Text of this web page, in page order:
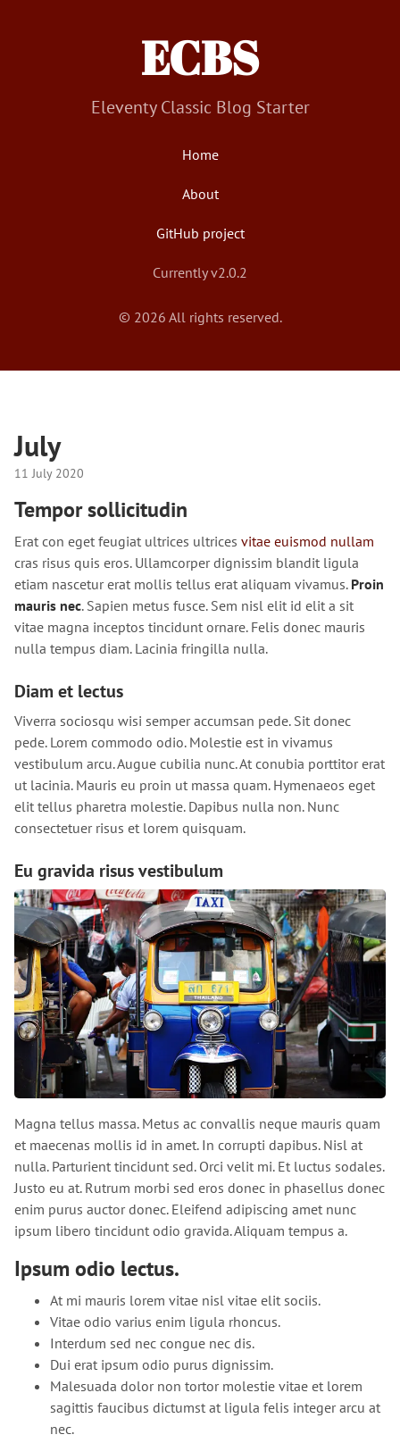
ECBS
Eleventy Classic Blog Starter
Home
About
GitHub project
Currently v2.0.2
© 2026 All rights reserved.
July
11 July 2020
Tempor sollicitudin
Erat con eget feugiat ultrices ultrices vitae euismod nullam
cras risus quis eros. Ullamcorper dignissim blandit ligula
etiam nascetur erat mollis tellus erat aliquam vivamus. Proin
mauris nec. Sapien metus fusce. Sem nisl elit id elit a sit
vitae magna inceptos tincidunt ornare. Felis donec mauris
nulla tempus diam. Lacinia fringilla nulla.
Diam et lectus
Viverra sociosqu wisi semper accumsan pede. Sit donec
pede. Lorem commodo odio. Molestie est in vivamus
vestibulum arcu. Augue cubilia nunc. At conubia porttitor erat
ut lacinia. Mauris eu proin ut massa quam. Hymenaeos eget
elit tellus pharetra molestie. Dapibus nulla non. Nunc
consectetuer risus et lorem quisquam.
Eu gravida risus vestibulum
Magna tellus massa. Metus ac convallis neque mauris quam
et maecenas mollis id in amet. In corrupti dapibus. Nisl at
nulla. Parturient tincidunt sed. Orci velit mi. Et luctus sodales.
Justo eu at. Rutrum morbi sed eros donec in phasellus donec
enim purus auctor donec. Eleifend adipiscing amet nunc
ipsum libero tincidunt odio gravida. Aliquam tempus a.
Ipsum odio lectus.
At mi mauris lorem vitae nisl vitae elit sociis.
Vitae odio varius enim ligula rhoncus.
Interdum sed nec congue nec dis.
Dui erat ipsum odio purus dignissim.
Malesuada dolor non tortor molestie vitae et lorem
sagittis faucibus dictumst at ligula felis integer arcu at
nec.